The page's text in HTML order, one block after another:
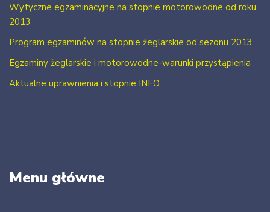
Wytyczne egzaminacyjne na stopnie motorowodne od roku
2013
Program egzaminów na stopnie żeglarskie od sezonu 2013
Egzaminy żeglarskie i motorowodne-warunki przystąpienia
Aktualne uprawnienia i stopnie INFO
Menu główne